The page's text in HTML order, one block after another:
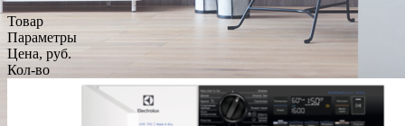
Товар
Параметры
Цена, руб.
Кол-во